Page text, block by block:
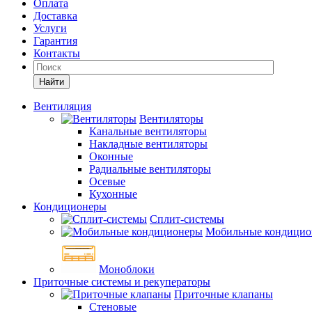
Оплата
Доставка
Услуги
Гарантия
Контакты
Найти
Вентиляция
Вентиляторы
Канальные вентиляторы
Накладные вентиляторы
Оконные
Радиальные вентиляторы
Осевые
Кухонные
Кондиционеры
Сплит-системы
Мобильные
Моноблоки
Приточные системы и рекуператоры
Приточные клапаны
Стеновые